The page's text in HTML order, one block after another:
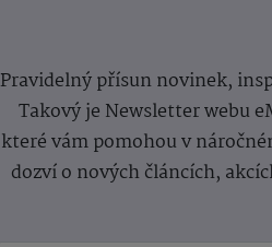
Pravidelný přísun novinek,
Takový je Newsletter webu
které vám pomohou v
dozví o nových článcích,